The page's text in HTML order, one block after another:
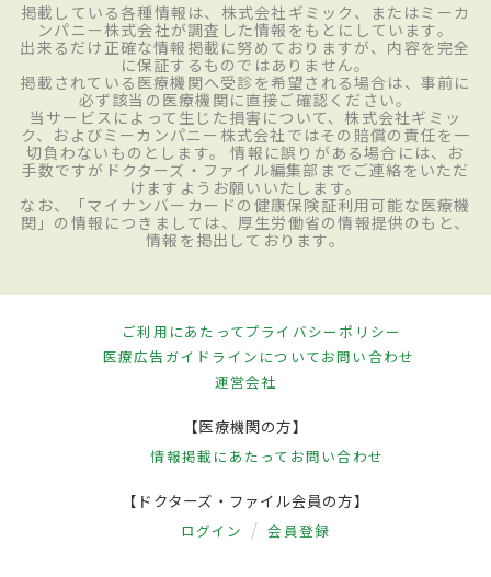
掲載している各種情報は、株式会社ギミック、またはミーカ
ンパニー株式会社が調査した情報をもとにしています。
出来るだけ正確な情報掲載に努めておりますが、内容を完全
に保証するものではありません。
掲載されている医療機関へ受診を希望される場合は、事前に
必ず該当の医療機関に直接ご確認ください。
当サービスによって生じた損害について、株式会社ギミッ
ク、およびミーカンパニー株式会社ではその賠償の責任を一
切負わないものとします。 情報に誤りがある場合には、お
手数ですがドクターズ・ファイル編集部までご連絡をいただ
けますようお願いいたします。
なお、「マイナンバーカードの健康保険証利用可能な医療機
関」の情報につきましては、厚生労働省の情報提供のもと、
情報を掲出しております。
ご利用にあたってプライバシーポリシー
医療広告ガイドラインについてお問い合わせ
運営会社
【医療機関の方】
情報掲載にあたって お問い合わせ
【ドクターズ・ファイル会員の方】
ログイン 会員登録